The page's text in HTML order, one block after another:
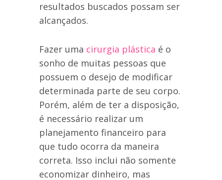
resultados buscados possam ser
alcançados.
Fazer uma cirurgia plástica é o
sonho de muitas pessoas que
possuem o desejo de modificar
determinada parte de seu corpo.
Porém, além de ter a disposição,
é necessário realizar um
planejamento financeiro para
que tudo ocorra da maneira
correta. Isso inclui não somente
economizar dinheiro, mas